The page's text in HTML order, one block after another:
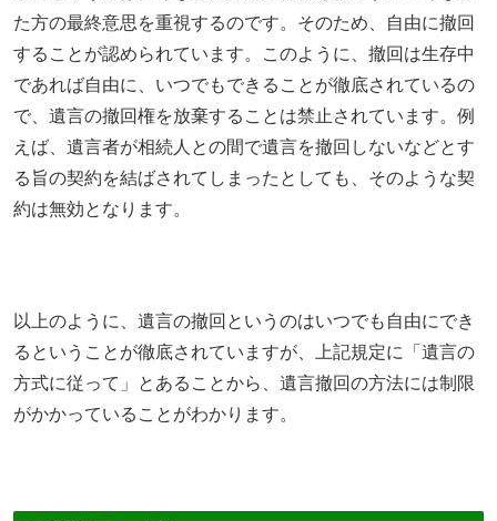
た方の最終意思を重視するのです。そのため、自由に撤回
することが認められています。このように、撤回は生存中
であれば自由に、いつでもできることが徹底されているの
で、遺言の撤回権を放棄することは禁止されています。例
えば、遺言者が相続人との間で遺言を撤回しないなどとす
る旨の契約を結ばされてしまったとしても、そのような契
約は無効となります。
以上のように、遺言の撤回というのはいつでも自由にでき
るということが徹底されていますが、上記規定に「遺言の
方式に従って」とあることから、遺言撤回の方法には制限
がかかっていることがわかります。